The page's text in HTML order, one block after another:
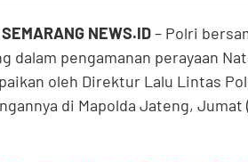
NEWS.ID– Polri
dalam pengamanan perayaan
oleh Direktur Lalu Lintas
di Mapolda Jateng, Jumat